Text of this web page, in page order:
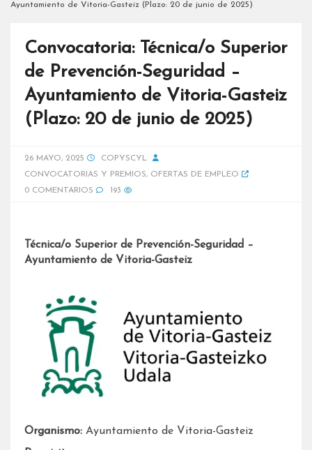
Ayuntamiento de Vitoria-Gasteiz (Plazo: 20 de junio de 2025)
Convocatoria: Técnica/o Superior
de Prevención-Seguridad –
Ayuntamiento de Vitoria-Gasteiz
(Plazo: 20 de junio de 2025)
26 MAYO, 2025
COPYSCYL
CONVOCATORIAS Y PREMIOS, OFERTAS DE EMPLEO
0 COMENTARIOS
193
Técnica/o Superior de Prevención-Seguridad –
Ayuntamiento de Vitoria-Gasteiz
Organismo: Ayuntamiento de Vitoria-Gasteiz